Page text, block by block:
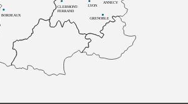
BORDEAUX
CLERMONT-
FERRAND
LYON
ANNECY
GRENOBLE